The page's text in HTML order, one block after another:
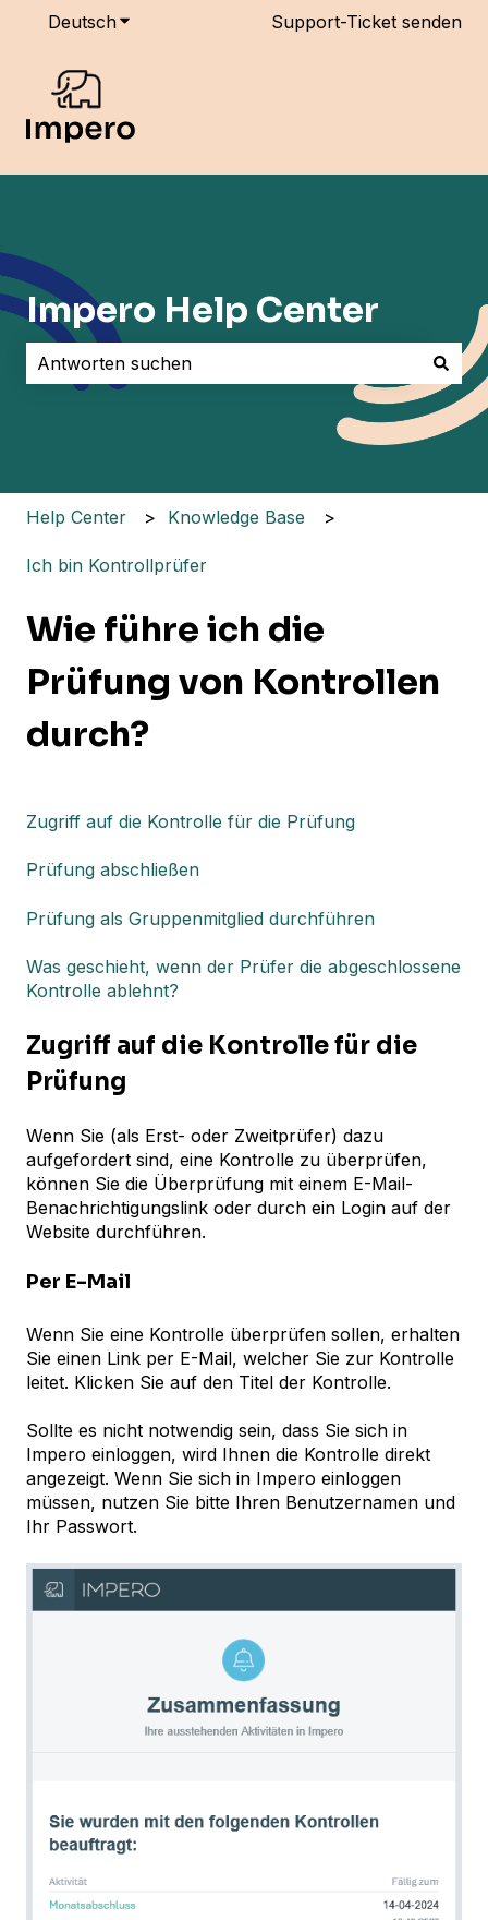
DeutschUntermenü für Übersetzungen anzeigen
Support-Ticket senden
Impero Help Center
Es gibt keine Vorschläge, da das Suchfeld leer ist.
Help Center Knowledge Base
Ich bin Kontrollprüfer
Wie führe ich die
Prüfung von Kontrollen
durch?
Zugriff auf die Kontrolle für die Prüfung
Prüfung abschließen
Prüfung als Gruppenmitglied durchführen
Was geschieht, wenn der Prüfer die abgeschlossene
Kontrolle ablehnt?
Zugriff auf die Kontrolle für die
Prüfung
Wenn Sie (als Erst- oder Zweitprüfer) dazu
aufgefordert sind, eine Kontrolle zu überprüfen,
können Sie die Überprüfung mit einem E-Mail-
Benachrichtigungslink oder durch ein Login auf der
Website durchführen.
Per E-Mail
Wenn Sie eine Kontrolle überprüfen sollen, erhalten
Sie einen Link per E-Mail, welcher Sie zur Kontrolle
leitet. Klicken Sie auf den Titel der Kontrolle.
Sollte es nicht notwendig sein, dass Sie sich in
Impero einloggen, wird Ihnen die Kontrolle direkt
angezeigt. Wenn Sie sich in Impero einloggen
müssen, nutzen Sie bitte Ihren Benutzernamen und
Ihr Passwort.